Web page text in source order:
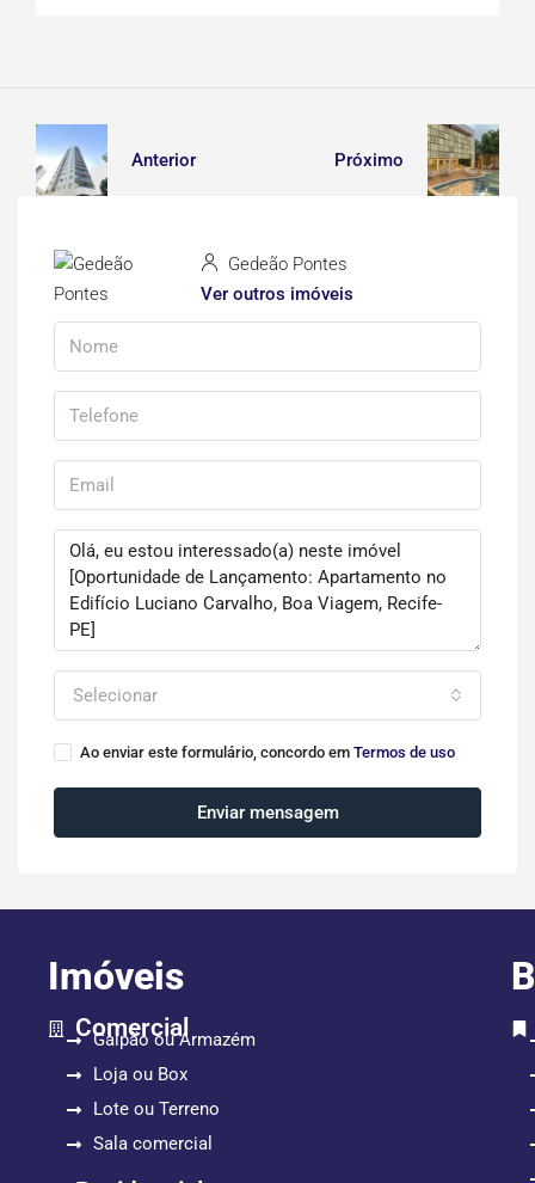
Anterior Próximo
Gedeão Pontes
Ver outros imóveis
Selecionar
Ao enviar este formulário, concordo em Termos de uso
Enviar mensagem
Imóveis
Comercial
Galpão ou Armazém
Loja ou Box
Lote ou Terreno
Sala comercial